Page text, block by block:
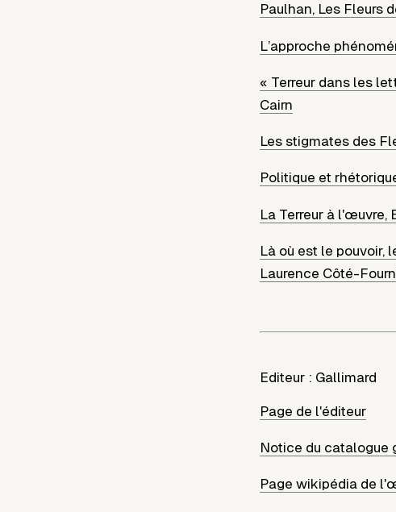
Paulhan, Les Fleurs
L’approche
« Terreur dans les
Cairn
Les stigmates des
Politique et
La Terreur à l'œuvre,
Là où est le pouvoir,
Laurence Côté-
Editeur : Gallimard
Page de l'éditeur
Notice du catalogue
Page wikipédia de